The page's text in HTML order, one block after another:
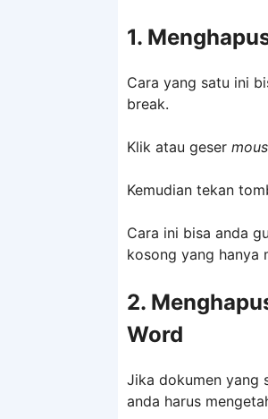
1.
Cara yang satu ini
break.
Klik atau geser
Kemudian tekan
Cara ini bisa anda
kosong yang
2.
Word
Jika dokumen yang
anda harus